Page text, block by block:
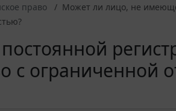
право
Может ли лицо, не
с ограниченной